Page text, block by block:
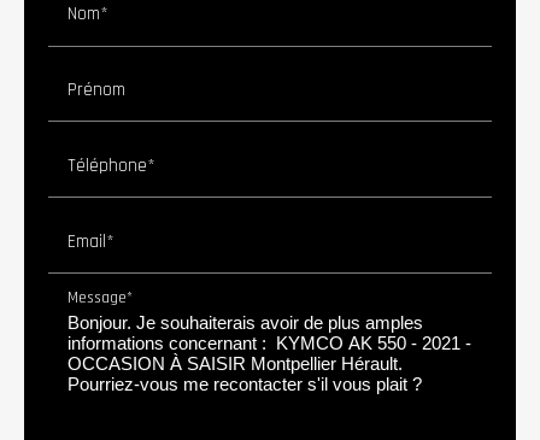
Nom*
Prénom
Téléphone*
Email*
Message*